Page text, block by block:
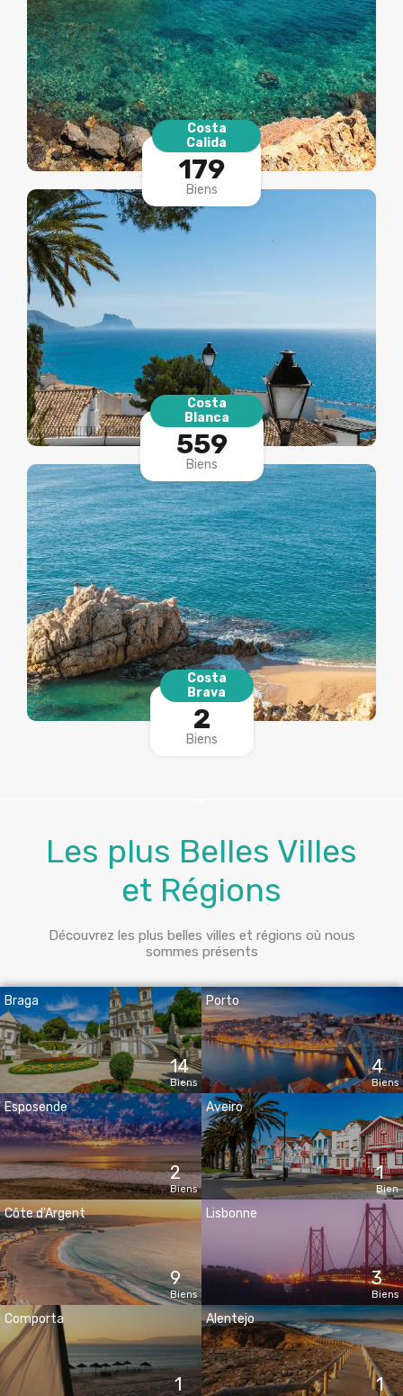
Costa
Calida
179
Biens
Costa
Blanca
559
Biens
Costa
Brava
2
Biens
Les plus Belles Villes
et Régions
Découvrez les plus belles villes et régions où nous
sommes présents
Braga
14
Biens
Porto
4
Biens
Esposende
2
Biens
Aveiro
1
Bien
Côte d'Argent
9
Biens
Lisbonne
3
Biens
Comporta
1
Alentejo
1